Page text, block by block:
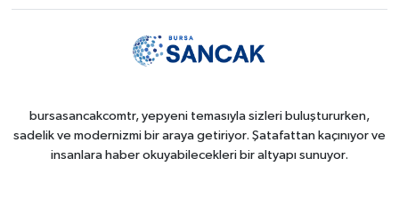
bursasancakcomtr, yepyeni temasıyla sizleri buluştururken,
sadelik ve modernizmi bir araya getiriyor. Şatafattan kaçınıyor ve
insanlara haber okuyabilecekleri bir altyapı sunuyor.